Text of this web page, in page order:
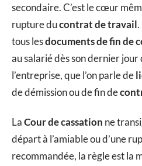
secondaire. C’est le cœur
rupture ducontrat de travail.
tous lesdocuments de fin de
au salarié dès son dernier jour
l’entreprise, que l’on parle de
de démission ou de fin de
LaCour de cassation ne
départ à l’amiable ou d’une
recommandée, la règle est la